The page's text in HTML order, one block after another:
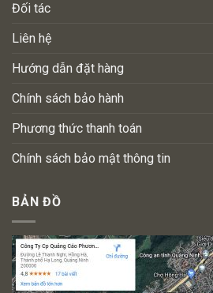
Đối tác
Liên hệ
Hướng dẫn đặt hàng
Chính sách bảo hành
Phương thức thanh toán
Chính sách bảo mật thông tin
BẢN ĐỒ